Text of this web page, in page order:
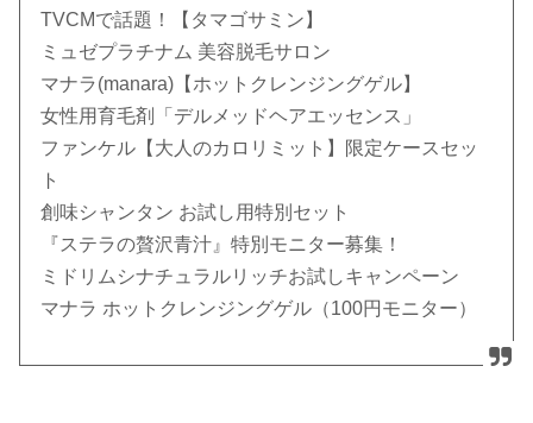
TVCMで話題！【タマゴサミン】
ミュゼプラチナム 美容脱毛サロン
マナラ(manara)【ホットクレンジングゲル】
女性用育毛剤「デルメッドヘアエッセンス」
ファンケル【大人のカロリミット】限定ケースセッ
ト
創味シャンタン お試し用特別セット
『ステラの贅沢青汁』特別モニター募集！
ミドリムシナチュラルリッチお試しキャンペーン
マナラ ホットクレンジングゲル（100円モニター）